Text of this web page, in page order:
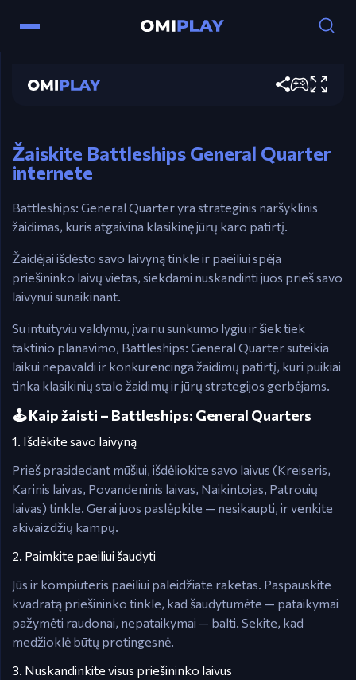
Battleships General Quarter
šaudytumėte.
Žaiskite Battleships General Quarter
internete
Battleships: General Quarter yra strateginis naršyklinis
žaidimas, kuris atgaivina klasikinę jūrų karo patirtį.
Žaidėjai išdėsto savo laivyną tinkle ir paeiliui spėja
priešininko laivų vietas, siekdami nuskandinti juos prieš savo
laivynui sunaikinant.
Su intuityviu valdymu, įvairiu sunkumo lygiu ir šiek tiek
taktinio planavimo, Battleships: General Quarter suteikia
laikui nepavaldi ir konkurencinga žaidimų patirtį, kuri puikiai
tinka klasikinių stalo žaidimų ir jūrų strategijos gerbėjams.
🕹️ Kaip žaisti – Battleships: General Quarters
1. Išdėkite savo laivyną
Prieš prasidedant mūšiui, išdėliokite savo laivus (Kreiseris,
Karinis laivas, Povandeninis laivas, Naikintojas, Patrouių
laivas) tinkle. Gerai juos paslėpkite — nesikaupti, ir venkite
akivaizdžių kampų.
2. Paimkite paeiliui šaudyti
Jūs ir kompiuteris paeiliui paleidžiate raketas. Paspauskite
kvadratą priešininko tinkle, kad šaudytumėte — pataikymai
pažymėti raudonai, nepataikymai — balti. Sekite, kad
medžioklė būtų protingesnė.
3. Nuskandinkite visus priešininko laivus